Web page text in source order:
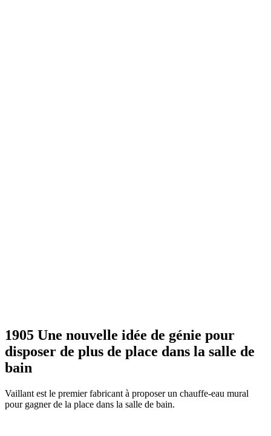
1905 Une nouvelle idée de génie pour
disposer de plus de place dans la salle de
bain
Vaillant est le premier fabricant à proposer un chauffe-eau mural
pour gagner de la place dans la salle de bain.